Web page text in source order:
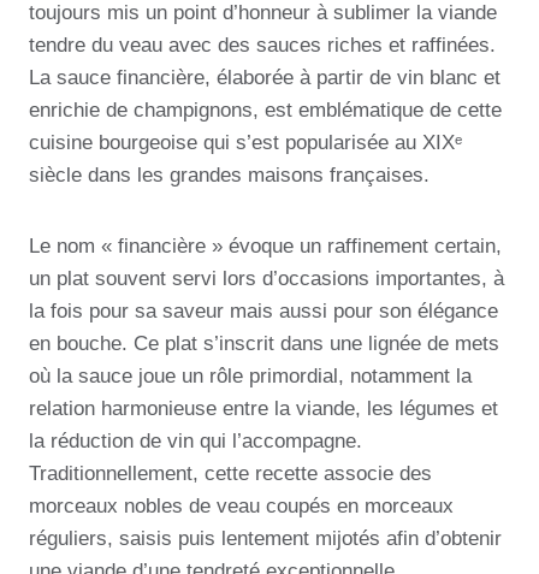
toujours mis un point d’honneur à sublimer la viande
tendre du veau avec des sauces riches et raffinées.
La sauce financière, élaborée à partir de vin blanc et
enrichie de champignons, est emblématique de cette
cuisine bourgeoise qui s’est popularisée au XIXᵉ
siècle dans les grandes maisons françaises.
Le nom « financière » évoque un raffinement certain,
un plat souvent servi lors d’occasions importantes, à
la fois pour sa saveur mais aussi pour son élégance
en bouche. Ce plat s’inscrit dans une lignée de mets
où la sauce joue un rôle primordial, notamment la
relation harmonieuse entre la viande, les légumes et
la réduction de vin qui l’accompagne.
Traditionnellement, cette recette associe des
morceaux nobles de veau coupés en morceaux
réguliers, saisis puis lentement mijotés afin d’obtenir